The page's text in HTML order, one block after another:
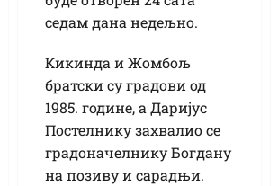
седам дана недељно.
Кикинда и Жомбољ
братски су градови од
1985. године, а Даријус
Постелнику захвалио се
градоначелнику Богдану
на позиву и сарадњи.